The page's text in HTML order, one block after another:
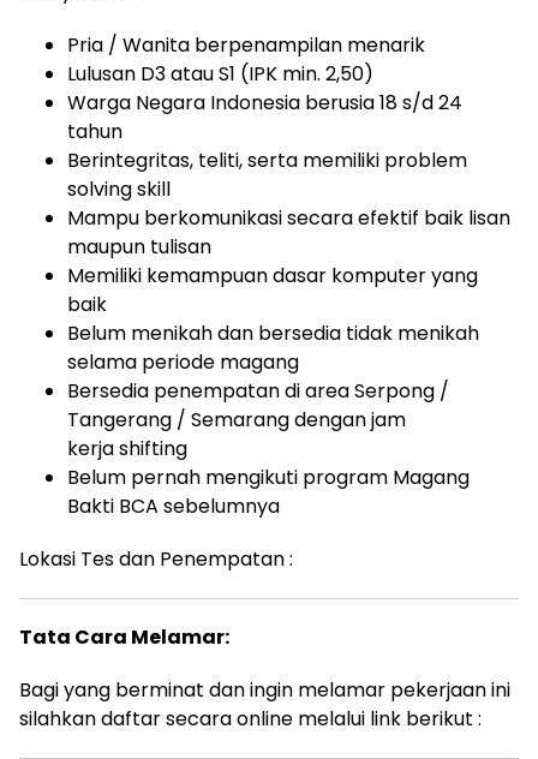
Pria / Wanita berpenampilan menarik
Lulusan D3 atau S1 (IPK min. 2,50)
Warga Negara Indonesia berusia 18 s/d 24
tahun
Berintegritas, teliti, serta memiliki problem
solving skill
Mampu berkomunikasi secara efektif baik lisan
maupun tulisan
Memiliki kemampuan dasar komputer yang
baik
Belum menikah dan bersedia tidak menikah
selama periode magang
Bersedia penempatan di area Serpong /
Tangerang / Semarang dengan jam
kerja shifting
Belum pernah mengikuti program Magang
Bakti BCA sebelumnya
Lokasi Tes dan Penempatan :
Tata Cara Melamar:
Bagi yang berminat dan ingin melamar pekerjaan ini
silahkan daftar secara online melalui link berikut :